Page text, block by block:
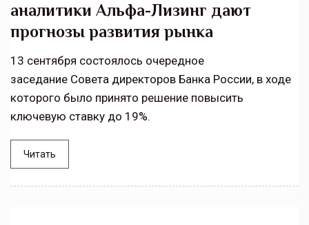
аналитики Альфа-Лизинг дают
прогнозы развития рынка
13 сентября состоялось очередное
заседание Совета директоров Банка России, в ходе
которого было принято решение повысить
ключевую ставку до 19%.
Читать